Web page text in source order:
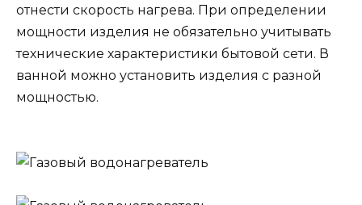
отнести скорость нагрева. При определении
мощности изделия не обязательно учитывать
технические характеристики бытовой сети. В
ванной можно установить изделия с разной
мощностью.